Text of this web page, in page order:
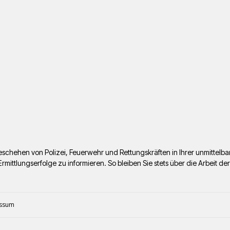
von Polizei, Feuerwehr und Rettungskräften in Ihrer
zu informieren. So bleiben Sie stets über die Arbeit